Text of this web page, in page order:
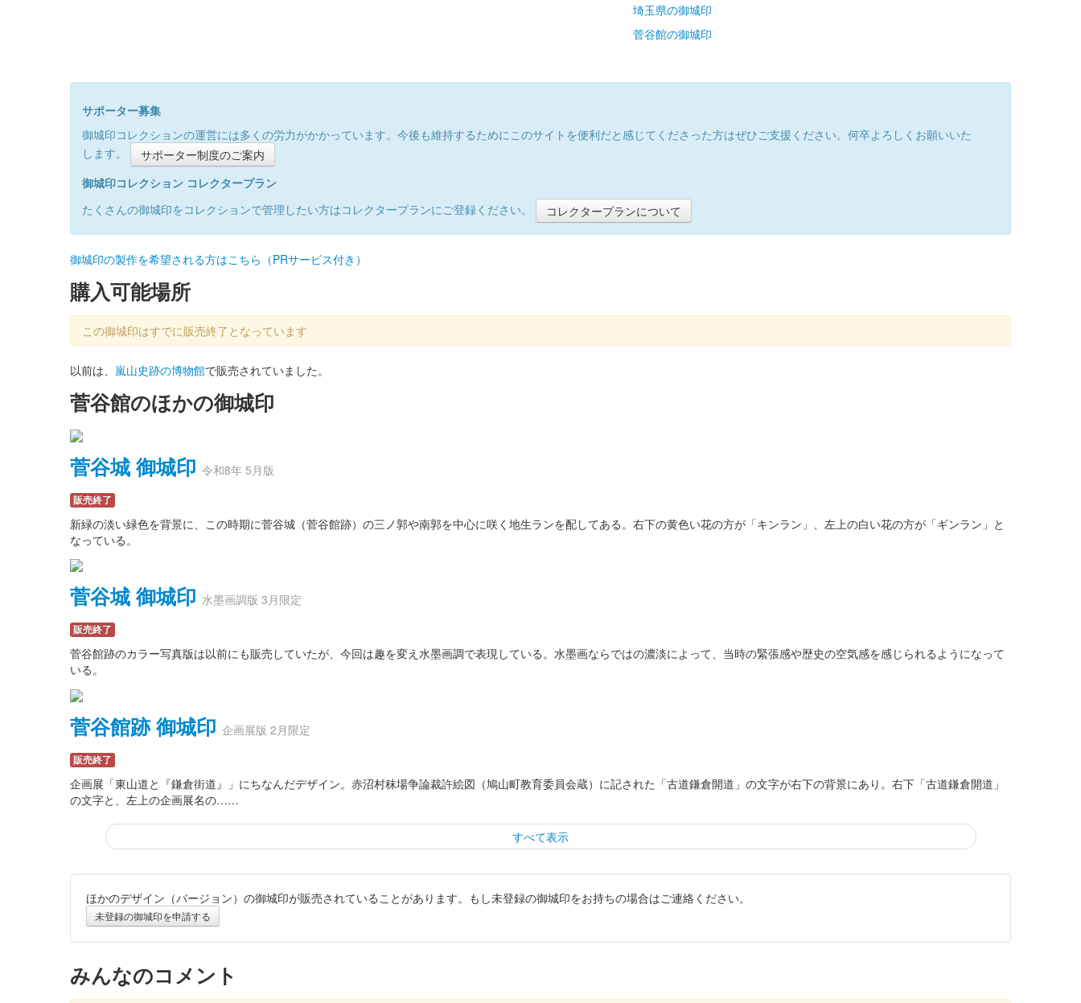
埼玉県の御城印
菅谷館の御城印
サポーター募集
御城印コレクションの運営には多くの労力がかかっています。今後も維持するためにこのサイトを便利だと感じてくださった方はぜひご支援ください。何卒よろしくお願いいた
します。
サポーター制度のご案内
御城印コレクション コレクタープラン
たくさんの御城印をコレクションで管理したい方はコレクタープランにご登録ください。
コレクタープランについて
御城印の製作を希望される方はこちら（PRサービス付き）
購入可能場所
この御城印はすでに販売終了となっています
以前は、 嵐山史跡の博物館で販売されていました。
菅谷館のほかの御城印
菅谷城 御城印 令和8年 5月版
販売終了
新緑の淡い緑色を背景に、この時期に菅谷城（菅谷館跡）の三ノ郭や南郭を中心に咲く地生ランを配してある。右下の黄色い花の方が「キンラン」、左上の白い花の方が「ギンラン」と
なっている。
菅谷城 御城印 水墨画調版 3月限定
販売終了
菅谷館跡のカラー写真版は以前にも販売していたが、今回は趣を変え水墨画調で表現している。水墨画ならではの濃淡によって、当時の緊張感や歴史の空気感を感じられるようになって
いる。
菅谷館跡 御城印 企画展版 2月限定
販売終了
企画展「東山道と『鎌倉街道』」にちなんだデザイン。赤沼村秣場争論裁許絵図（鳩山町教育委員会蔵）に記された「古道鎌倉開道」の文字が右下の背景にあり。右下「古道鎌倉開道」
の文字と、左上の企画展名の……
すべて表示
菅谷館跡 御城印 大妻嵐山中学校・高等学校コラボ御城印 令和7年度版 第4弾
販売終了
ほかのデザイン（バージョン）の御城印が販売されていることがあります。もし未登録の御城印をお持ちの場合はご連絡ください。
未登録の御城印を申請する
みんなのコメント